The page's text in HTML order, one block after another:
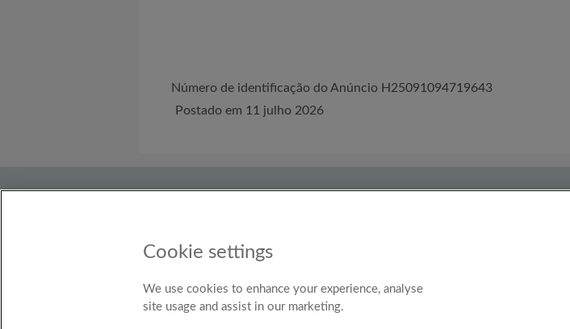
Número de identificação do Anúncio H25091094719643
Postado em 11 julho 2026
País
Cookie settings
We use cookies to enhance your experience, analyse
site usage and assist in our marketing.